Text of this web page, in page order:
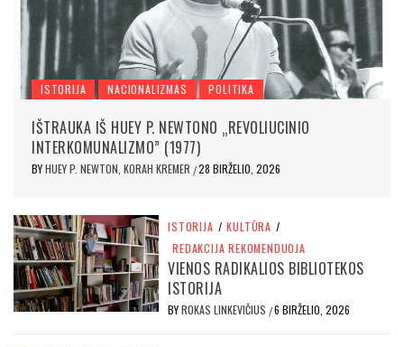
ISTORIJA NACIONALIZMAS POLITIKA
IŠTRAUKA IŠ HUEY P. NEWTONO „REVOLIUCINIO
INTERKOMUNALIZMO” (1977)
BYHUEY P. NEWTON, KORAH KREMER /28 BIRŽELIO, 2026
ISTORIJA / KULTŪRA /
REDAKCIJA REKOMENDUOJA
VIENOS RADIKALIOS BIBLIOTEKOS
ISTORIJA
BYROKAS LINKEVIČIUS /6 BIRŽELIO, 2026